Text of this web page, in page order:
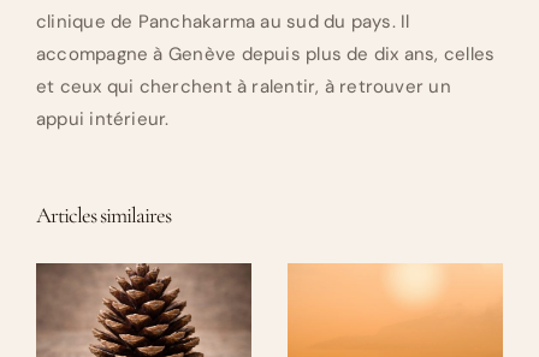
clinique de Panchakarma au sud du pays. Il
accompagne à Genève depuis plus de dix ans, celles
et ceux qui cherchent à ralentir, à retrouver un
appui intérieur.
Articles similaires